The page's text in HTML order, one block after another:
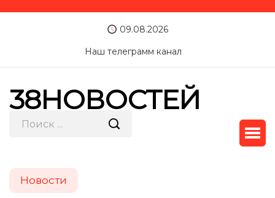
09.08.2026
Наш телеграмм канал
38НОВОСТЕЙ
Новости